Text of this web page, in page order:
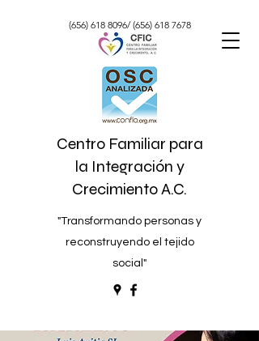
Centro Familiar para
la Integración y
Crecimiento A.C.
"Transformando personas y
reconstruyendo el tejido
social"
(656) 618 8096/(656) 618 7678